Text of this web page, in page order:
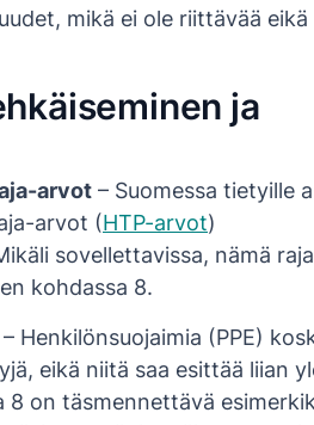
mikä ei ole riittävää
ja
arvot – Suomessa tietyille
arvot (HTP-arvot)
sovellettavissa, nämä
kohdassa 8.
– Henkilönsuojaimia (PPE)
eikä niitä saa esittää liian
on täsmennettävä